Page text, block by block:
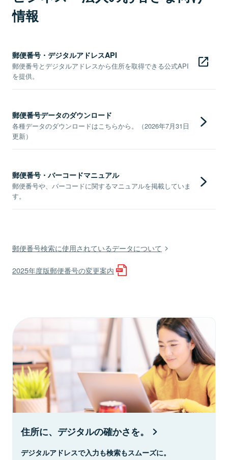
情報
郵便番号・デジタルアドレスAPI
郵便番号とデジタルアドレスから住所を取得できる公式API
を提供。
郵便番号データのダウンロード
各種データのダウンロードはこちらから。（2026年7月31日
更新）
郵便番号・バーコードマニュアル
郵便番号や、バーコードに関するマニュアルを掲載していま
す。
郵便番号検索に使用されているデータについて
2025年度版郵便番号の変更案内
住所に、デジタルの確かさを。
デジタルアドレスで入力も検索もスムーズに。